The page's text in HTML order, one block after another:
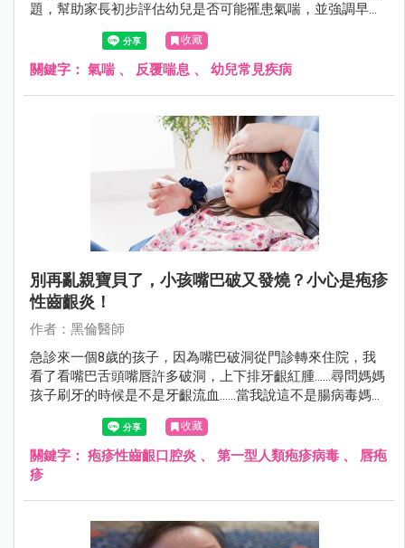
題，幫助家長初步評估幼兒是否可能罹患氣喘，並強調早期
識別與專業治療的重要性。
收藏
關鍵字： 氣喘、 反覆喘息 、 幼兒常見疾病
別再亂親寶貝了，小孩嘴巴破又發燒？小心是疱疹
性齒齦炎！
作者：黑倫醫師
急診來一個8歲的孩子，因為嘴巴破洞從門診轉來住院，我
看了看嘴巴舌頭嘴唇許多破洞，上下排牙齦紅腫……尋問媽媽
孩子刷牙的時候是不是牙齦流血……當我說這不是腸病毒媽媽
很驚訝的表情看著我。
收藏
關鍵字： 疱疹性齒齦口腔炎 、 第一型人類疱疹病毒 、 唇疱
疹